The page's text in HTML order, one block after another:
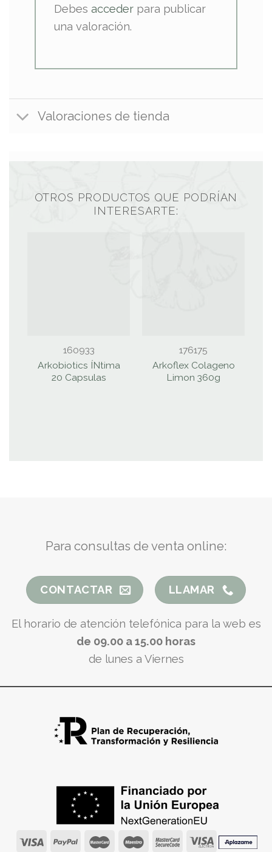
Debesacceder para publicar
una valoración.
Valoraciones de tienda
OTROS PRODUCTOS QUE PODRÍAN
INTERESARTE:
160933
Arkobiotics ÍNtima
20 Capsulas
176175
Arkoflex Colageno
Limon 360g
Para consultas de venta online:
CONTACTAR LLAMAR
El horario de atención telefónica para la web es
de 09.00 a 15.00 horas
de lunes a Viernes